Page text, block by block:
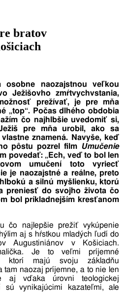
bratov
naozajstnou veľkou
Ježišovho zmŕtvychvstania,
prežívať, je pre mňa
„top“. Počas dlhého obdobia
čo najhlbšie uvedomiť si,
pre mňa urobil, ako sa
znamená. Navyše, keď
pôstu pozrel film
Umučenie
povedať: „Ech, veď to bol len
umučení toto vyriecť
je naozajstné a reálne, preto
a silnú myšlienku, ktorú
preniesť do svojho života čo
bol príkladnejším kresťanom
čo najlepšie prežiť vykúpenie
aj s hŕstkou mladých ľudí do
Augustiniánov v Košiciach.
Je to veľmi príjemné
ktorí majú svoju základňu
tam naozaj príjemne, a to nie len
aj vďaka úrovni teologickej
sú vynikajúcimi kazateľmi, ale